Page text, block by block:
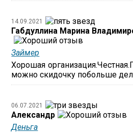
14.09.2021
Габдуллина Марина
Займер
Хорошая
можно скидочку побольше
06.07.2021
Александр
Деньга